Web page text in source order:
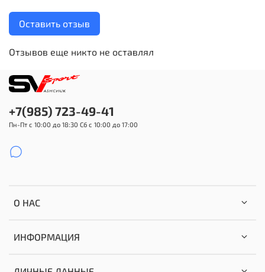
Отзывов еще никто не оставлял
Оставить отзыв
О НАС
ИНФОРМАЦИЯ
+7(985) 723-49-41
Пн-Пт с 10:00 до 18:30 Сб с 10:00 до 17:00